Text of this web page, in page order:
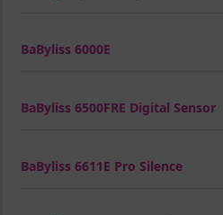
BaByliss 6000E
BaByliss 6500FRE Digital Sensor
BaByliss 6611E Pro Silence